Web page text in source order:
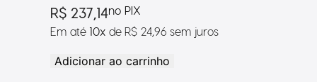
R$ 237,14no PIX
Em até 10x de R$ 24,96 sem juros
Adicionar ao carrinho